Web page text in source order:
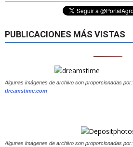
PUBLICACIONES MÁS VISTAS
Algunas imágenes de archivo son proporcionadas por:
dreamstime.com
Algunas imágenes de archivo son proporcionadas por: